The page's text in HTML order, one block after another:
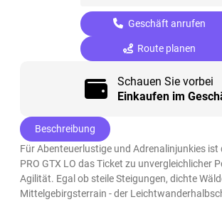
Geschäft anrufen
Route planen
Schauen Sie vorbei
Einkaufen im
Beschreibung
Für Abenteuerlustige und Adrenalinjunkies ist
PRO GTX LO das Ticket zu unvergleichlicher
Agilität. Egal ob steile Steigungen, dichte
Mittelgebirgsterrain - der